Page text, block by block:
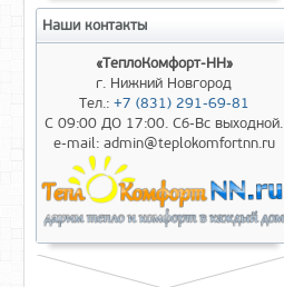
Наши контакты
«ТеплоКомфорт-НН»
г. Нижний Новгород
Тел.: +7 (831) 291-69-81
С 09:00 ДО 17:00. Сб-Вс выходной.
e-mail: admin@teplokomfortnn.ru